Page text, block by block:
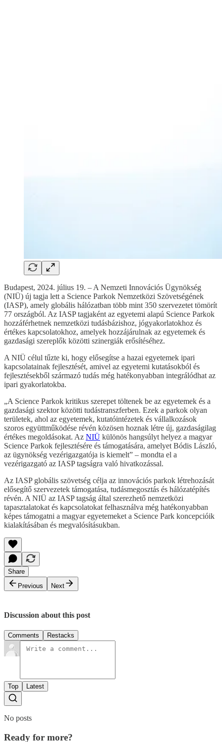
Budapest, 2024. július 19. – A Nemzeti Innovációs Ügynökség
(NIÜ) új tagja lett a Science Parkok Nemzetközi Szövetségének
(IASP), amely globális hálózatban több mint 350 szervezetet tömörít
77 országból. Az IASP tagjaként az egyetemi alapú Science Parkok
hozzáférhetnek nemzetközi tudásbázishoz, jógyakorlatokhoz és
értékes kapcsolatokhoz, amelyek hozzájárulnak az egyetemek és
gazdasági szereplők közötti szinergiák erősítéséhez.
A NIÜ célul tűzte ki, hogy elősegítse a hazai egyetemek ipari
kapcsolatainak fejlesztését, amivel az egyetemi kutatásokból és
fejlesztésekből származó tudás még hatékonyabban integrálódhat az
ipari gyakorlatokba.
„A Science Parkok kritikus szerepet töltenek be az egyetemek és a
gazdasági szektor közötti tudástranszferben. Ezek a parkok olyan
területek, ahol az egyetemek, kutatóintézetek és vállalkozások
szoros együttműködése révén közösen hoznak létre új, gazdaságilag
értékes megoldásokat. Az NIÜ különös hangsúlyt helyez a magyar
Science Parkok fejlesztésére és támogatására, amelyet Bódis László,
az ügynökség vezérigazgatója is kiemelt” – mondta el a
vezérigazgató az IASP tagságra való hivatkozással.
Az IASP globális szövetség célja az innovációs parkok létrehozását
elősegítő szervezetek támogatása, tudásmegosztás és hálózatépítés
révén. A NIÜ az IASP tagság által szerezhető nemzetközi
tapasztalatokat és kapcsolatokat felhasználva még hatékonyabban
képes támogatni a magyar egyetemeket a Science Park koncepcióik
kialakításában és megvalósításukban.
Share
Previous
Next
Discussion about this post
Comments Restacks
Top Latest
No posts
Ready for more?